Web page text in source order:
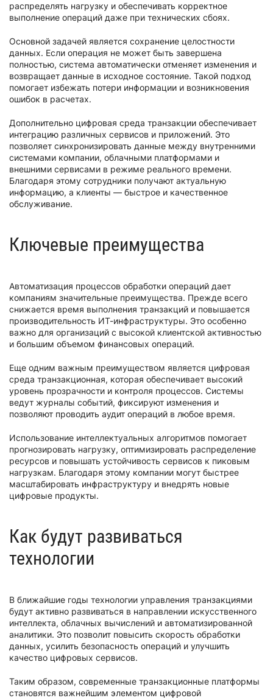
распределять нагрузку и обеспечивать корректное
выполнение операций даже при технических сбоях.
Основной задачей является сохранение целостности
данных. Если операция не может быть завершена
полностью, система автоматически отменяет изменения и
возвращает данные в исходное состояние. Такой подход
помогает избежать потери информации и возникновения
ошибок в расчетах.
Дополнительно цифровая среда транзакции обеспечивает
интеграцию различных сервисов и приложений. Это
позволяет синхронизировать данные между внутренними
системами компании, облачными платформами и
внешними сервисами в режиме реального времени.
Благодаря этому сотрудники получают актуальную
информацию, а клиенты — быстрое и качественное
обслуживание.
Ключевые преимущества
Автоматизация процессов обработки операций дает
компаниям значительные преимущества. Прежде всего
снижается время выполнения транзакций и повышается
производительность ИТ-инфраструктуры. Это особенно
важно для организаций с высокой клиентской активностью
и большим объемом финансовых операций.
Еще одним важным преимуществом является цифровая
среда транзакционная, которая обеспечивает высокий
уровень прозрачности и контроля процессов. Системы
ведут журналы событий, фиксируют изменения и
позволяют проводить аудит операций в любое время.
Использование интеллектуальных алгоритмов помогает
прогнозировать нагрузку, оптимизировать распределение
ресурсов и повышать устойчивость сервисов к пиковым
нагрузкам. Благодаря этому компании могут быстрее
масштабировать инфраструктуру и внедрять новые
цифровые продукты.
Как будут развиваться
технологии
В ближайшие годы технологии управления транзакциями
будут активно развиваться в направлении искусственного
интеллекта, облачных вычислений и автоматизированной
аналитики. Это позволит повысить скорость обработки
данных, усилить безопасность операций и улучшить
качество цифровых сервисов.
Таким образом, современные транзакционные платформы
становятся важнейшим элементом цифровой